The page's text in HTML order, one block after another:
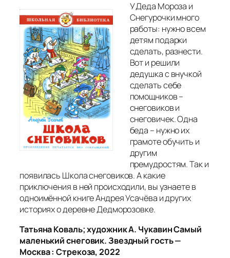
У Деда Мороза и
Снегурочки много
работы: нужно всем
детям подарки
сделать, разнести.
Вот и решили
дедушка с внучкой
сделать себе
помощников –
снеговиков и
снеговичек. Одна
беда – нужно их
грамоте обучить и
другим
премудростям. Так и
появилась Школа снеговиков. А какие
приключения в ней происходили, вы узнаете в
одноимённой книге Андрея Усачёва и других
историях о деревне Дедморозовке.
Татьяна Коваль; художник А. Чукавин Самый
маленький снеговик. Звездный гость —
Москва : Стрекоза, 2022